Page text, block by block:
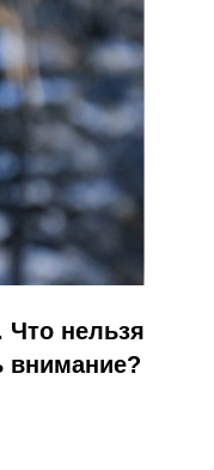
Что нельзя
внимание?